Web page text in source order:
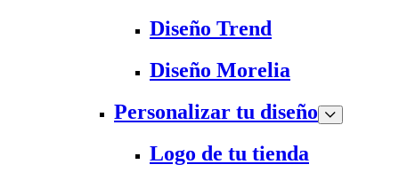
Diseño Trend
Diseño Morelia
Personalizar tu diseño
Logo de tu tienda